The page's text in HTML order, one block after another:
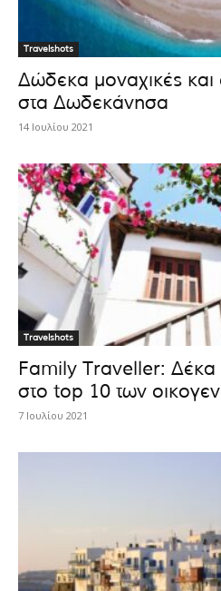
Travelshots
Δώδεκα μοναχικές
στα Δωδεκάνησα
14 Ιουλίου 2021
Travelshots
Family Traveller: Δέκα
στο top 10 των
7 Ιουλίου 2021